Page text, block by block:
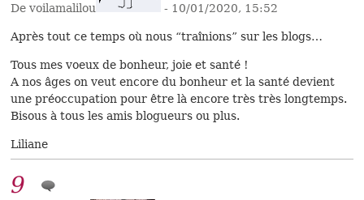
De voilamalilou - 10/01/2020, 15:52
Après tout ce temps où nous “traînions” sur les blogs…
Tous mes voeux de bonheur, joie et santé !
A nos âges on veut encore du bonheur et la santé devient
une préoccupation pour être là encore très très longtemps.
Bisous à tous les amis blogueurs ou plus.
Liliane
9